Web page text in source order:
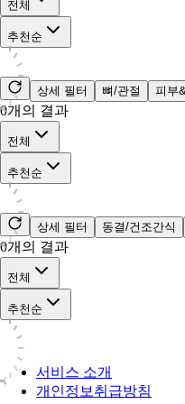
전체
추천순
상세 필터 뼈/관절 피부
0개의 결과
전체
추천순
상세 필터 동결/건조간식
0개의 결과
전체
추천순
서비스 소개
개인정보취급방침